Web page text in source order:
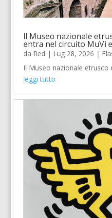
ll Museo nazionale
entra nel circuito MuVi
da Red | Lug 28, 2026 |
Il Museo nazionale etrusco
leggi tutto